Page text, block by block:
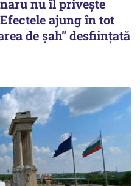
nu îl privește
ajung în tot
de șah” desființată